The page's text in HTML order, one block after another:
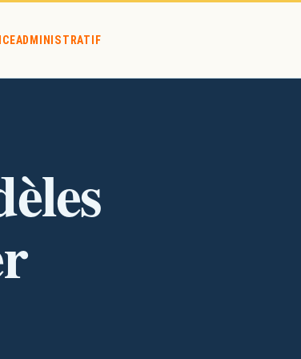
ADMINISTRATIF